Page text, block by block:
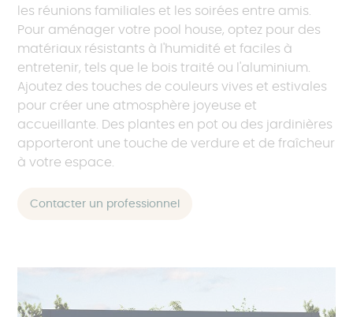
les réunions familiales et les soirées entre amis.
Pour aménager votre pool house, optez pour des
matériaux résistants à l'humidité et faciles à
entretenir, tels que le bois traité ou l'aluminium.
Ajoutez des touches de couleurs vives et estivales
pour créer une atmosphère joyeuse et
accueillante. Des plantes en pot ou des jardinières
apporteront une touche de verdure et de fraîcheur
à votre espace.
Contacter un professionnel